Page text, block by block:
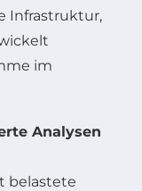
Infrastruktur,
im
Analysen
belastete